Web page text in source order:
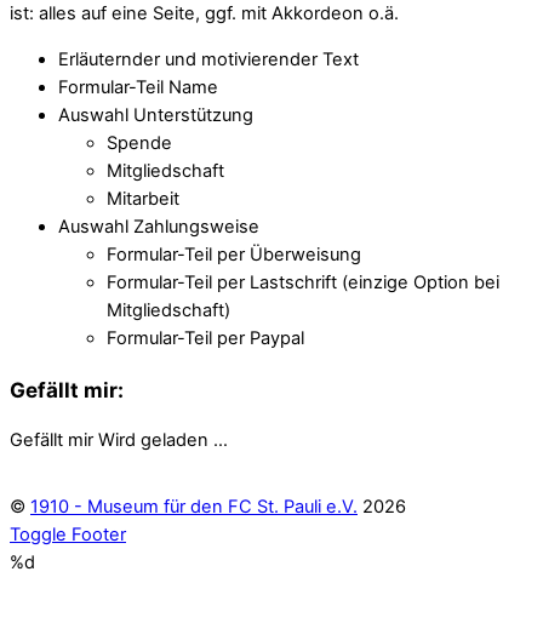
ist: alles auf eine Seite, ggf. mit Akkordeon o.ä.
Erläuternder und motivierender Text
Formular-Teil Name
Auswahl Unterstützung
Spende
Mitgliedschaft
Mitarbeit
Auswahl Zahlungsweise
Formular-Teil per Überweisung
Formular-Teil per Lastschrift (einzige Option bei
Mitgliedschaft)
Formular-Teil per Paypal
Gefällt mir:
Gefällt mir Wird geladen …
© 1910 - Museum für den FC St. Pauli e.V. 2026
Toggle Footer
%d